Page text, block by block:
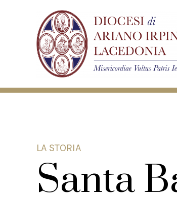
LA STORIA
Santa